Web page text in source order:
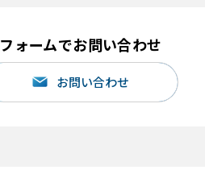
フォームでお問い合わせ
お問い合わせ